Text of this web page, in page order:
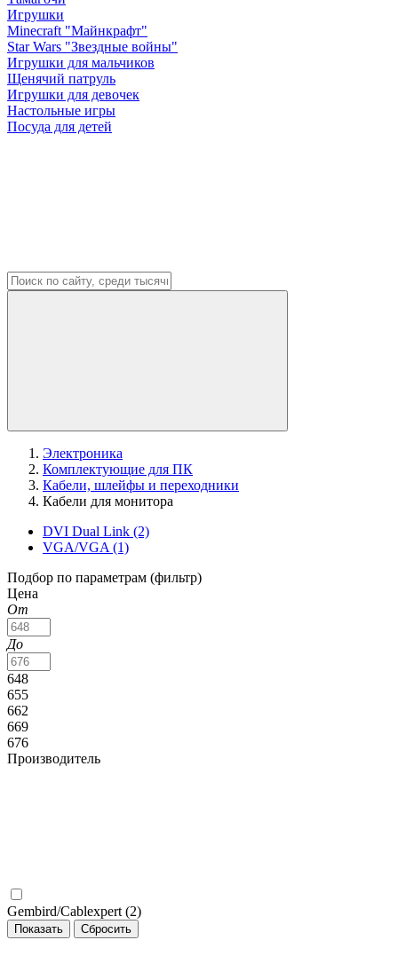
Игрушки
Minecraft "Майнкрафт"
Star Wars "Звездные войны"
Игрушки для мальчиков
Щенячий патруль
Игрушки для девочек
Настольные игры
Посуда для детей
Электроника
Комплектующие для ПК
Кабели, шлейфы и переходники
Кабели для монитора
DVI Dual Link (2)
VGA/VGA (1)
Подбор по параметрам (фильтр)
Цена
От
До
648
655
662
669
676
Производитель
Gembird/Cablexpert (2)